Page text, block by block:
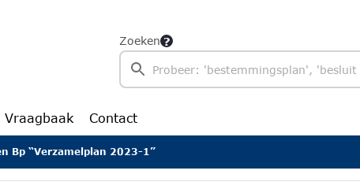
Zoeken
Vraagbaak Contact
Bp “Verzamelplan 2023-1”